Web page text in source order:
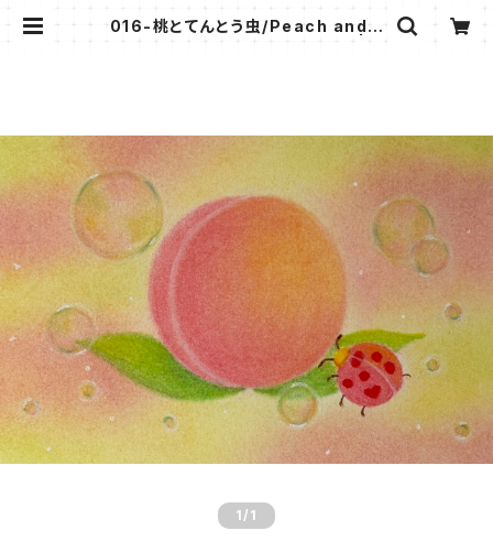
016-桃とてんとう虫/Peach and L
1 /1